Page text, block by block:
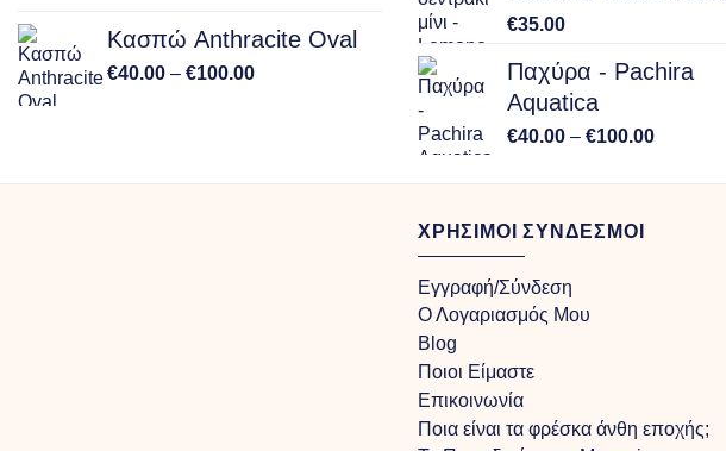
Κασπώ Anthracite Oval
€40.00 – €100.00Price
€35.00
Παχύρα - Pachira
Aquatica
€40.00 – €100.00Price
€40.00
ΧΡΗΣΙΜΟΙ ΣΥΝΔΕΣΜΟΙ
Εγγραφή/Σύνδεση
Ο Λογαριασμός Μου
Blog
Ποιοι Είμαστε
Επικοινωνία
Ποια είναι τα φρέσκα άνθη εποχής;